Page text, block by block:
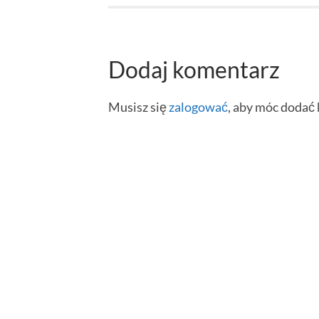
Dodaj komentarz
Musisz sięzalogować, aby móc